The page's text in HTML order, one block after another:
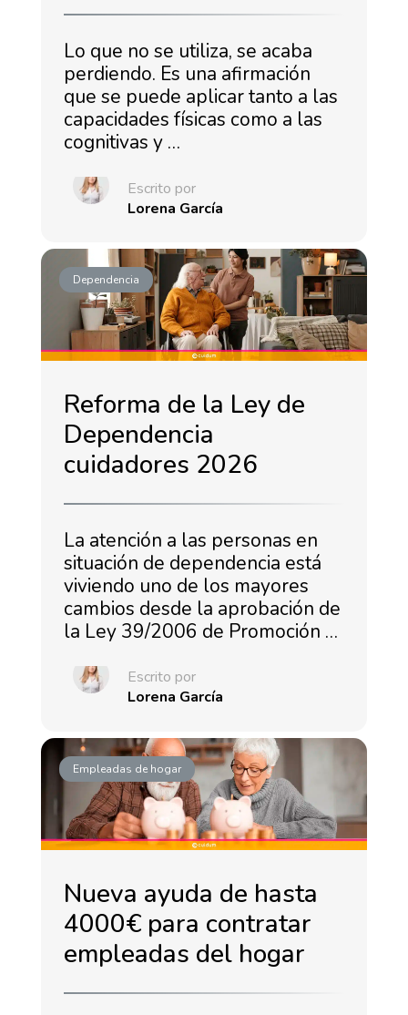
Lo que no se utiliza, se acaba
perdiendo. Es una afirmación
que se puede aplicar tanto a las
capacidades físicas como a las
cognitivas y …
Escrito por
Lorena García
Dependencia
Reforma de la Ley de
Dependencia
cuidadores 2026
La atención a las personas en
situación de dependencia está
viviendo uno de los mayores
cambios desde la aprobación de
la Ley 39/2006 de Promoción …
Escrito por
Lorena García
Empleadas de hogar
Nueva ayuda de hasta
4000€ para contratar
empleadas del hogar